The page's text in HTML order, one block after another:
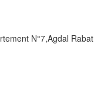
N°7,Agdal Rabat